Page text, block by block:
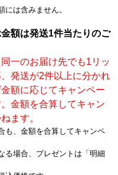
には含みません。
額は発送1件当たりのご
一のお届け先でも1リッ
発送が2件以上に分かれ
額に応じてキャンペー
金額を合算してキャン
ます。
も、金額を合算してキャンペ
る場合、プレゼントは「明細